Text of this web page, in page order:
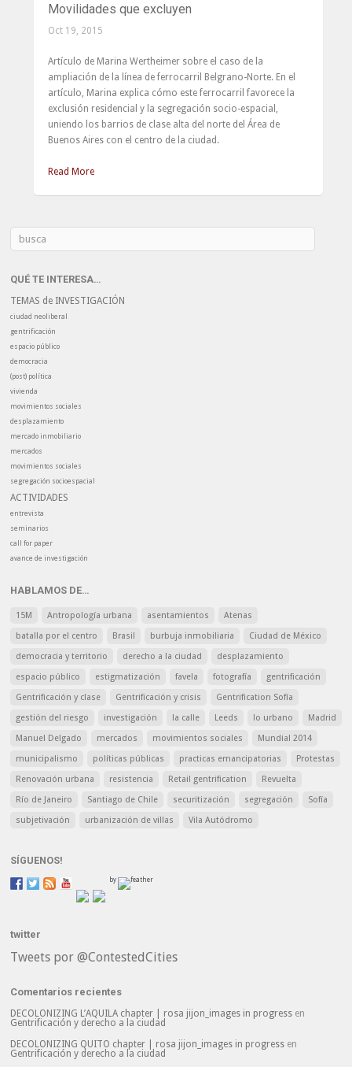
Movilidades que excluyen
Oct 19, 2015
Artículo de Marina Wertheimer sobre el caso de la
ampliación de la línea de ferrocarril Belgrano-Norte. En el
artículo, Marina explica cómo este ferrocarril favorece la
exclusión residencial y la segregación socio-espacial,
uniendo los barrios de clase alta del norte del Área de
Buenos Aires con el centro de la ciudad.
Read More
QUÉ TE INTERESA…
TEMAS de INVESTIGACIÓN
ciudad neoliberal
gentrificación
espacio público
democracia
(post) política
vivienda
movimientos sociales
desplazamiento
mercado inmobiliario
mercados
movimientos sociales
segregación socioespacial
ACTIVIDADES
entrevista
seminarios
call for paper
avance de investigación
HABLAMOS DE…
15M Antropología urbana asentamientos
Atenas
batalla por el centro
Brasil burbuja inmobiliaria
Ciudad de México
democracia y territorio
derecho a la ciudad
desplazamiento
espacio público
estigmatización favela fotografía
gentrificación
Gentrificación y clase
Gentrificación y crisis
Gentrification Sofía
gestión del riesgo
investigación la calle Leeds lo urbano
Madrid
Manuel Delgado
mercados movimientos sociales
Mundial 2014
municipalismo
políticas públicas practicas emancipatorias
Protestas
Renovación urbana
resistencia Retail gentrification
Revuelta
Río de Janeiro
Santiago de Chile securitización segregación
Sofía
subjetivación
urbanización de villas Vila Autódromo
SÍGUENOS!
by
twitter
Tweets por @ContestedCities
Comentarios recientes
DECOLONIZING L’AQUILA chapter | rosa jijon_images in progress en
Gentrificación y derecho a la ciudad
DECOLONIZING QUITO chapter | rosa jijon_images in progress en
Gentrificación y derecho a la ciudad